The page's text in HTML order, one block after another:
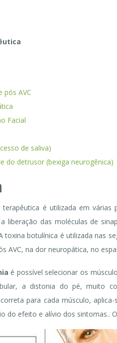
pós AVC
Facial
de saliva)
do detrusor (bexiga neurogênica)
é utilizada em
liberação das moléculas de
toxina botulínica é utilizada nas
AVC, na dor neuropática, no
é possível selecionar os
a distonia do pé, muito
para cada músculo,
do efeito e alívio dos sintomas..